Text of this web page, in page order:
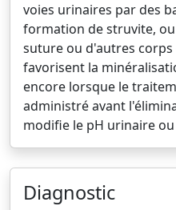
voies urinaires par des
formation de struvite,
suture ou d'autres
favorisent la
encore lorsque le
administré avant
modifie le pH urinaire
Diagnostic